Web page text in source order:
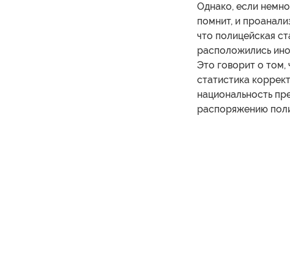
Однако, если
помнит, и
что полицейская
расположились
Это говорит о том,
статистика
национальность
распоряжению